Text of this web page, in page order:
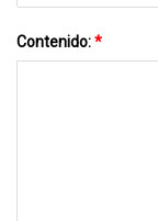
Contenido:*